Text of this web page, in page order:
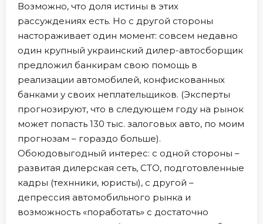
Возможно, что доля истины в этих
рассуждениях есть. Но с другой стороны
настораживает один момент: совсем недавно
один крупный украинский дилер-автосборщик
предложил банкирам свою помощь в
реализации автомобилей, конфискованных
банками у своих неплательщиков. (Эксперты
прогнозируют, что в следующем году на рынок
может попасть 130 тыс. залоговых авто, по моим
прогнозам – гораздо больше).
Обоюдовыгодный интерес: с одной стороны –
развитая дилерская сеть, СТО, подготовленные
кадры (технники, юристы), с другой –
депрессия автомобильного рынка и
возможность «поработать» с достаточно